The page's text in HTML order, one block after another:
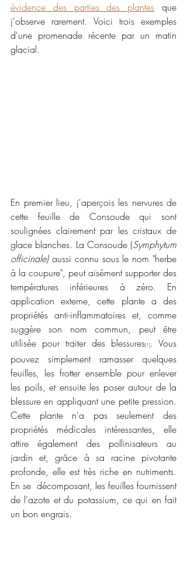
évidence des parties des plantes que
j'observe rarement. Voici trois exemples
d'une promenade récente par un matin
glacial.
En premier lieu, j'aperçois les nervures de
cette feuille de Consoude qui sont
soulignées clairement par les cristaux de
glace blanches. La Consoude (Symphytum
officinale) aussi connu sous le nom "herbe
à la coupure", peut aisément supporter des
températures inférieures à zéro. En
application externe, cette plante a des
propriétés anti-inflammatoires et, comme
suggère son nom commun, peut être
utilisée pour traiter des blessures[1] . Vous
pouvez simplement ramasser quelques
feuilles, les frotter ensemble pour enlever
les poils, et ensuite les poser autour de la
blessure en appliquant une petite pression.
Cette plante n'a pas seulement des
propriétés médicales intéressantes, elle
attire également des pollinisateurs au
jardin et, grâce à sa racine pivotante
profonde, elle est très riche en nutriments.
En se  décomposant, les feuilles fournissent
de l'azote et du potassium, ce qui en fait
un bon engrais.